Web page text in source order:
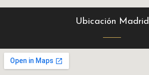
Ubicación Madrid